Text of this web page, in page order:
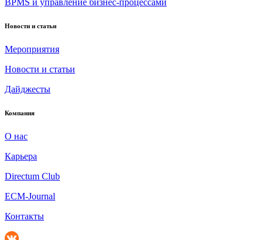
BPMS и управление бизнес-процессами
Новости и статьи
Мероприятия
Новости и статьи
Дайджесты
Компания
О нас
Карьера
Directum Club
ECM-Journal
Контакты